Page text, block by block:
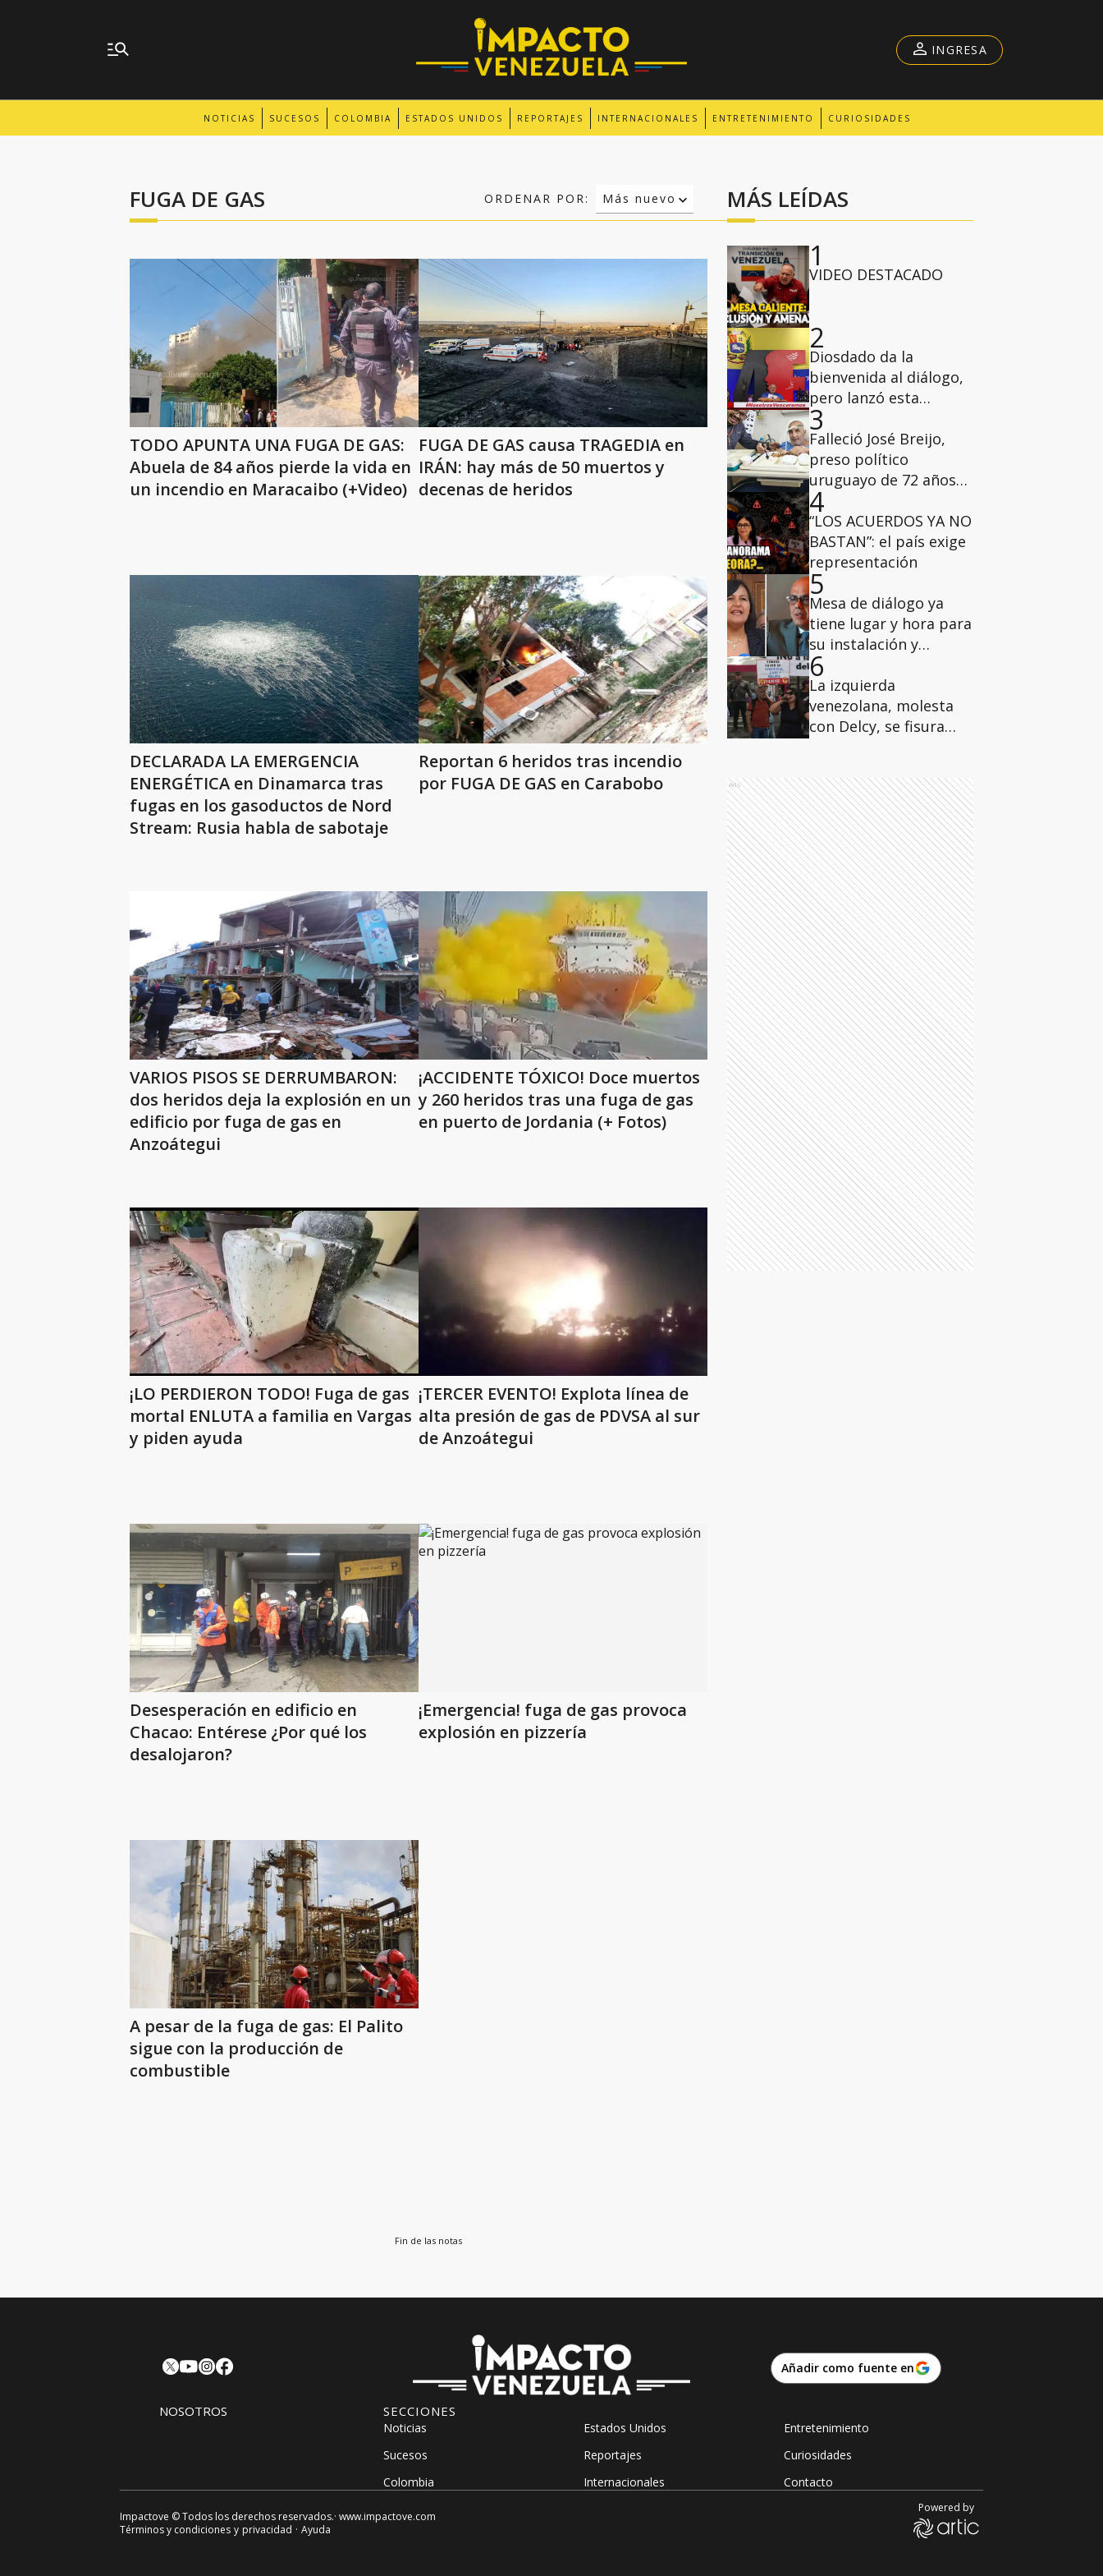
NOTICIAS SUCESOS COLOMBIA ESTADOS UNIDOS REPORTAJES INTERNACIONALES ENTRETENIMIENTO CURIOSIDADES
INGRESA
FUGA DE GAS ORDENAR POR:
Más nuevo
Relevancia
TODO APUNTA UNA FUGA DE GAS:
Abuela de 84 años pierde la vida en
un incendio en Maracaibo (+Video)
FUGA DE GAS causa TRAGEDIA en
IRÁN: hay más de 50 muertos y
decenas de heridos
DECLARADA LA EMERGENCIA
ENERGÉTICA en Dinamarca tras
fugas en los gasoductos de Nord
Stream: Rusia habla de sabotaje
Reportan 6 heridos tras incendio
por FUGA DE GAS en Carabobo
VARIOS PISOS SE DERRUMBARON:
dos heridos deja la explosión en un
edificio por fuga de gas en
Anzoátegui
¡ACCIDENTE TÓXICO! Doce muertos
y 260 heridos tras una fuga de gas
en puerto de Jordania (+ Fotos)
¡LO PERDIERON TODO! Fuga de gas
mortal ENLUTA a familia en Vargas
y piden ayuda
¡TERCER EVENTO! Explota línea de
alta presión de gas de PDVSA al sur
de Anzoátegui
Desesperación en edificio en
Chacao: Entérese ¿Por qué los
desalojaron?
¡Emergencia! fuga de gas provoca
explosión en pizzería
A pesar de la fuga de gas: El Palito
sigue con la producción de
combustible
Fin de las notas
MÁS LEÍDAS
1
VIDEO DESTACADO
2
Diosdado da la
bienvenida al diálogo,
pero lanzó esta
advertencia a los
diputados de la AN del
2015
3
Falleció José Breijo,
preso político
uruguayo de 72 años
que tenía casa por
cárcel
4
“LOS ACUERDOS YA NO
BASTAN”: el país exige
representación
5
Mesa de diálogo ya
tiene lugar y hora para
su instalación y
deliberaciones
6
La izquierda
venezolana, molesta
con Delcy, se fisura
Ads
Añadir como fuente en
NOSOTROS SECCIONES
Noticias
Sucesos
Colombia
Estados Unidos
Reportajes
Internacionales
Entretenimiento
Curiosidades
Contacto
Impactove © Todos los derechos reservados.· www.impactove.com
Términos y condiciones y privacidad · Ayuda
Powered by